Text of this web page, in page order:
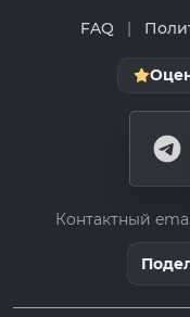
FAQ |
Контактный